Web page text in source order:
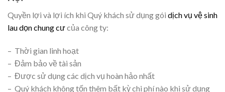
Quyền lợi và lợi ích khi Quý khách sử dụng gói dịch vụ vệ sinh
lau dọn chung cưcủa công ty:
– Thời gian linh hoạt
– Đảm bảo về tài sản
– Được sử dụng các dịch vụ hoàn hảo nhất
– Quý khách không tốn thêm bất kỳ chi phí nào khi sử dụng